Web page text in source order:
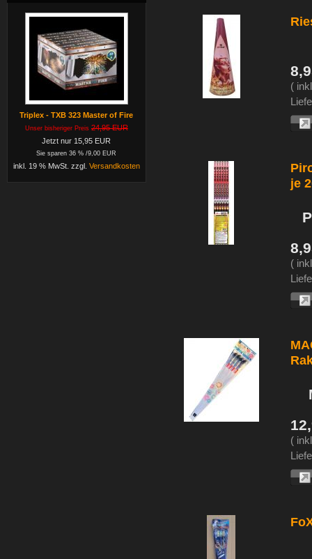
Triplex - TXB 323 Master of Fire
Unser bisheriger Preis 24,95 EUR
Jetzt nur 15,95 EUR
Sie sparen 36 % /9,00 EUR
inkl. 19 % MwSt. zzgl. Versandkosten
(
je
(
(